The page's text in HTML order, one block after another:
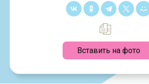
Вставить на фото